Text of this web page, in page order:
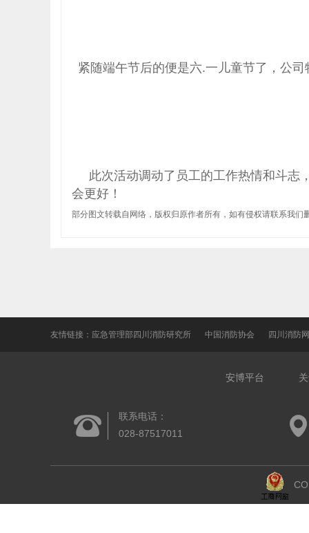
紧随端午节后的便是六.一儿童节了，公
此次活动调动了员工的工作热情和斗志
会更好！
部分图文转载自网络，版权归原作者所有，如有侵权请联系我
友情链接： 应急管理部四川消防研究所 中国消防协会 四川消防网
安博平台
联系电话：
028-87517011